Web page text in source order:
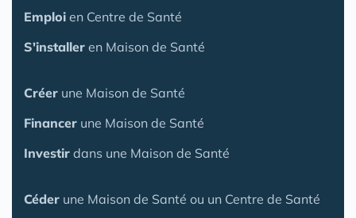
Emploi en Centre de Santé
S'installer en Maison de Santé
Créer une Maison de Santé
Financer une Maison de Santé
Investir dans une Maison de Santé
Céder une Maison de Santé ou un Centre de Santé